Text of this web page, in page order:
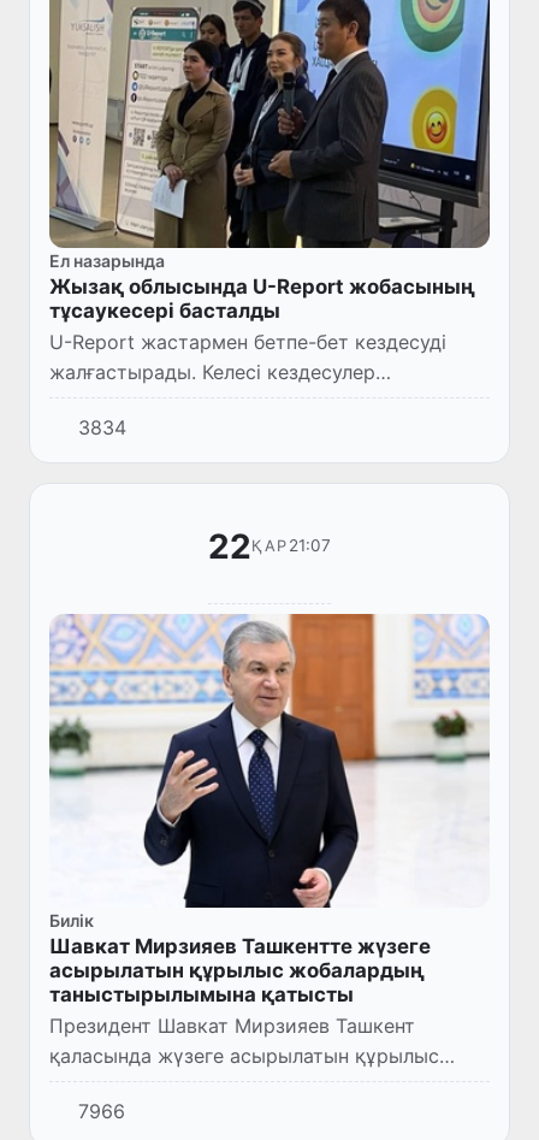
Ел назарында
Жызақ облысында U-Report жобасының
тұсаукесері басталды
U-Report жастармен бетпе-бет кездесуді
жалғастырады. Келесі кездесулер
«Юксалиш» жалпыұлттық қозғалысы мен
ЮНИСЕФ-тің Өзбекстандағы өкілдігімен
ынтымақтастықта Жызақ облысында баст...
3834
22ҚАР 21:07
Билік
Шавкат Мирзияев Ташкентте жүзеге
асырылатын құрылыс жобалардың
таныстырылымына қатысты
Президент Шавкат Мирзияев Ташкент
қаласында жүзеге асырылатын құрылыс
жобалардың таныстырылымына қатысты.
7966